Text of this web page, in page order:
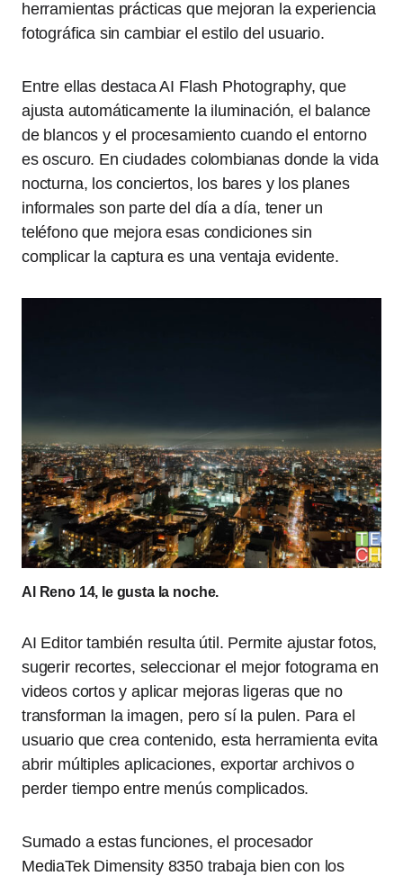
herramientas prácticas que mejoran la experiencia
fotográfica sin cambiar el estilo del usuario.
Entre ellas destaca AI Flash Photography, que
ajusta automáticamente la iluminación, el balance
de blancos y el procesamiento cuando el entorno
es oscuro. En ciudades colombianas donde la vida
nocturna, los conciertos, los bares y los planes
informales son parte del día a día, tener un
teléfono que mejora esas condiciones sin
complicar la captura es una ventaja evidente.
Al Reno 14, le gusta la noche.
AI Editor también resulta útil. Permite ajustar fotos,
sugerir recortes, seleccionar el mejor fotograma en
videos cortos y aplicar mejoras ligeras que no
transforman la imagen, pero sí la pulen. Para el
usuario que crea contenido, esta herramienta evita
abrir múltiples aplicaciones, exportar archivos o
perder tiempo entre menús complicados.
Sumado a estas funciones, el procesador
MediaTek Dimensity 8350 trabaja bien con los